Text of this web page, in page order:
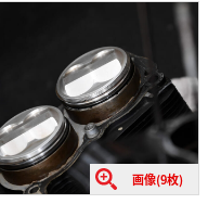
画像(9枚)